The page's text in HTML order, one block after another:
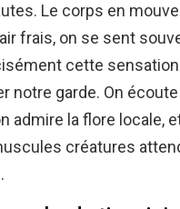
Le corps en
frais, on se sent
cette
notre garde. On
admire la flore locale, et
créatures